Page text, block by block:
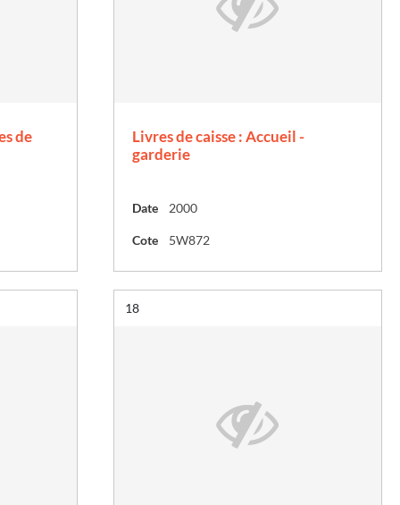
de
Livres de caisse : Accueil -
garderie
Date 2000
Cote 5W872
Résultat n°
18